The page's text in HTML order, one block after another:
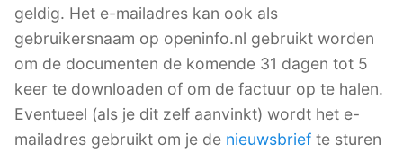
geldig. Het e-mailadres kan ook als
gebruikersnaam op openinfo.nl gebruikt worden
om de documenten de komende 31 dagen tot 5
keer te downloaden of om de factuur op te halen.
Eventueel (als je dit zelf aanvinkt) wordt het e-
mailadres gebruikt om je de nieuwsbrief te sturen